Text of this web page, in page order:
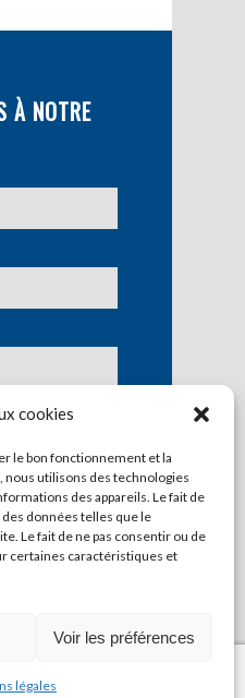
cookies
le bon fonctionnement et la
utilisons des technologies
des appareils. Le fait de
données telles que le
Le fait de ne pas consentir ou de
certaines caractéristiques et
Voir les préférences
légales
À NOTRE